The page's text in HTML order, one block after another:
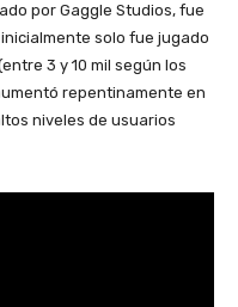
por Gaggle Studios, fue
solo fue jugado
3 y 10 mil según los
repentinamente en
niveles de usuarios